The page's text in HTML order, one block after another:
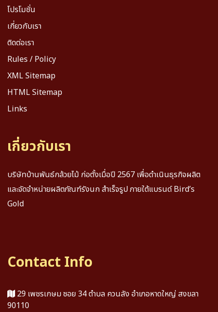
โปรโมชั่น
เกี่ยวกับเรา
ติดต่อเรา
Rules / Policy
XML Sitemap
HTML Sitemap
Links
เกี่ยวกับเรา
บริษัทบ้านพันธ์กล้วยไม้ ก่อตั้งเมื่อปี 2567 เพื่อดำเนินธุรกิจผลิต
และจัดจำหน่ายผลิตภัณฑ์รังนก สำเร็จรูป ภายใต้แบรนด์ Bird’s
Gold
Contact Info
29 เพชรเกษม ซอย 34 ตำบล ควนลัง อำเภอหาดใหญ่ สงขลา
90110